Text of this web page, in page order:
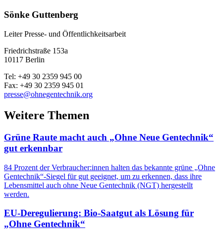
Sönke Guttenberg
Leiter Presse- und Öffentlichkeitsarbeit
Friedrichstraße 153a
10117 Berlin
Tel: +49 30 2359 945 00
Fax: +49 30 2359 945 01
presse@ohnegentechnik.org
Weitere Themen
Grüne Raute macht auch „Ohne Neue Gentechnik“
gut erkennbar
84 Prozent der Verbraucher:innen halten das bekannte grüne „Ohne
Gentechnik“-Siegel für gut geeignet, um zu erkennen, dass ihre
Lebensmittel auch ohne Neue Gentechnik (NGT) hergestellt
werden.
EU-Deregulierung: Bio-Saatgut als Lösung für
„Ohne Gentechnik“